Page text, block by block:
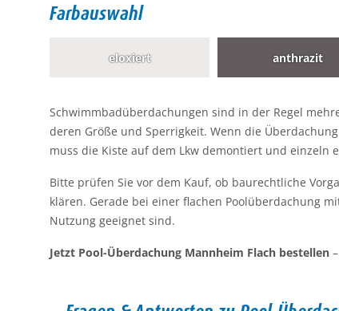
Farbauswahl
eloxiert anthrazit
Schwimmbadüberdachungen sind in der Regel
deren Größe und Sperrigkeit. Wenn die
muss die Kiste auf dem Lkw demontiert und einzeln
Bitte prüfen Sie vor dem Kauf, ob baurechtliche
klären. Gerade bei einer flachen Poolüberdachung
Nutzung geeignet sind.
Jetzt Pool-Überdachung Mannheim Flach bestellen